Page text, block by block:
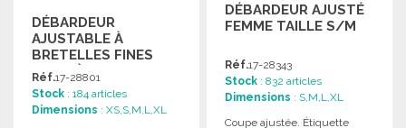
DÉBARDEUR
AJUSTABLE À
BRETELLES FINES
DOUX À PRIX
GROSSISTE
Réf.17-28801
Stock : 184 articles
Dimensions : XS,S,M,L,XL
DÉBARDEUR AJUSTÉ
FEMME TAILLE S/M
Réf.17-28343
Stock : 832 articles
Dimensions : S,M,L,XL
Coupe ajustée. Étiquette